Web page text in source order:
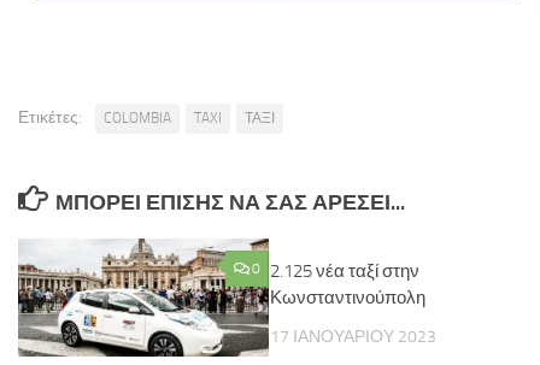
Ετικέτες: COLOMBIA TAXI ΤΑΞΙ
ΜΠΟΡΕΊ ΕΠΊΣΗΣ ΝΑ ΣΑΣ ΑΡΈΣΕΙ...
0
2.125 νέα ταξί στην
Κωνσταντινούπολη
17 ΙΑΝΟΥΑΡΊΟΥ 2023